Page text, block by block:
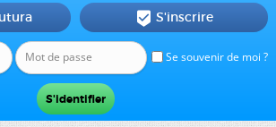
Se souvenir de moi ?
 S'inscrire